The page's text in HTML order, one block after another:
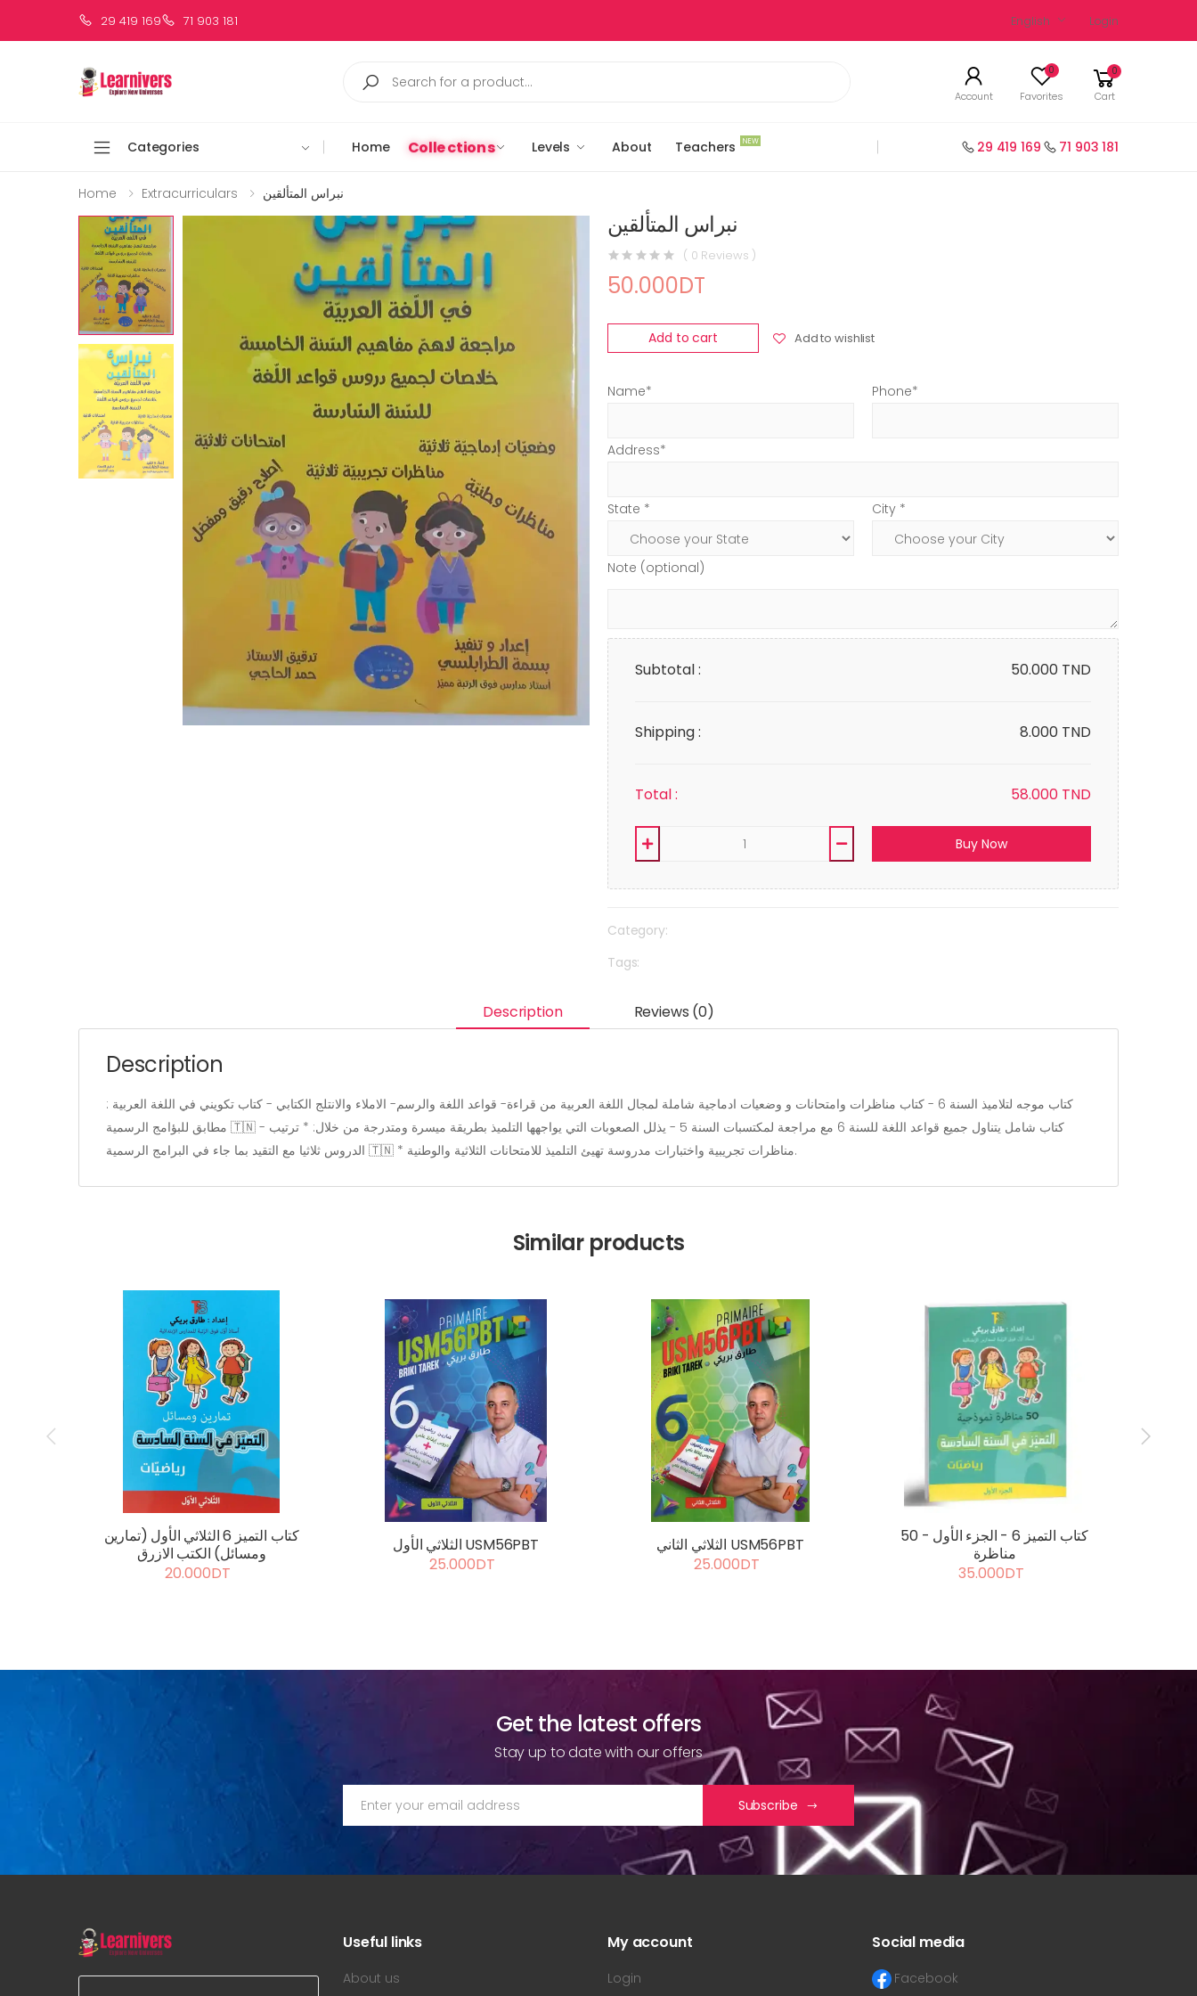
29 419 169 71 903 181 English Login
Account
0
Favorites
0
Cart
Categories Home Collections Levels About Teachers NEW 29 419 169 71 903 181
Home Extracurriculars نبراس المتألقين
نبراس المتألقين
( 0 Reviews )
50.000DT
Add to cart Add to wishlist
Name* Phone*
Address*
State * City *
Note (optional)
Subtotal : 50.000 TND
Shipping : 8.000 TND
Total : 58.000 TND
Buy Now
Category:
Tags:
Description Reviews (0)
Description
: كتاب موجه لتلاميذ السنة 6 - كتاب مناظرات وامتحانات و وضعيات ادماجية شاملة لمجال اللغة العربية من قراءة- قواعد اللغة والرسم- الاملاء والانتلج الكتابي - كتاب تكويني في اللغة العربية
مطابق للبؤامج الرسمية 🇹🇳 - كتاب شامل يتناول جميع قواعد اللغة للسنة 6 مع مراجعة لمكتسبات السنة 5 - يذلل الصعوبات التي يواجهها التلميذ بطريقة ميسرة ومتدرجة من خلال: * ترتيب
الدروس ثلاثيا مع التقيد بما جاء في البرامج الرسمية 🇹🇳 * مناظرات تجريبية واختبارات مدروسة تهيئ التلميذ للامتحانات الثلاثية والوطنية.
Similar products
كتاب التميز 6 الثلاثي الأول (تمارين
ومسائل) الكتب الازرق
20.000DT
الثلاثي الأول USM56PBT
25.000DT
الثلاثي الثاني USM56PBT
25.000DT
كتاب التميز 6 - الجزء الأول - 50
مناظرة
35.000DT
Get the latest offers
Stay up to date with our offers
Subscribe
Useful links
About us
My account
Login
Social media
Facebook